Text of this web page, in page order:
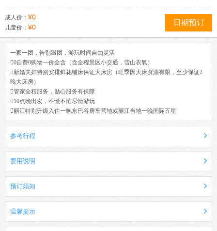
成人价： ¥0
儿童价： ¥0
日期预订
一家一团，告别跟团，游玩时间自由灵活
0自费0购物一价全含（含全程景区小交通，雪山衣氧）
新婚夫妇特别安排鲜花铺床保证大床房（旺季因大床资源有限，至少保证2
晚大床房）
管家全程服务，贴心服务有保障
10点晚出发，不慌不忙尽情游玩
丽江特别升级入住一晚东巴谷房车营地或丽江当地一晚国际五星
参考行程
费用说明
预订须知
温馨提示